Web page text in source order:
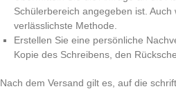
Schülerbereich angegeben ist.
verlässlichste Methode.
Erstellen Sie eine persönliche
Kopie des Schreibens, den
Nach dem Versand gilt es, auf die